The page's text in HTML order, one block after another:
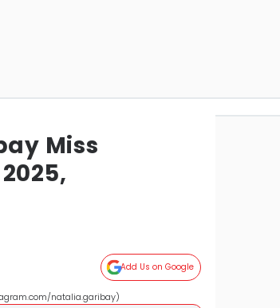
Miss
Add Us on Google
natalia.garibay)